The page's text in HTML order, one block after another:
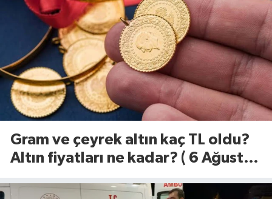
Gram ve çeyrek altın kaç TL oldu?
Altın fiyatları ne kadar? ( 6 Ağustos